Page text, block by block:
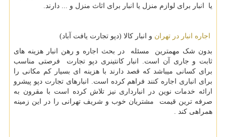
یا انبار برای لوازم منزل یا انبار برای اثاث منزل و ... دارند.
اجاره انبار در تهران و انبار کالا (دپو تجارت یافت آباد)
بدون شک مهمترین مسئله در بحث اجاره و رهن انبار هزینه های
ثابت و جاری آن است. انبار کانتینری دپو تجارت فرصتی مناسب
برای کسانی میباشد که قصد دارند با هزینه ای بسیار کم مکانی را
برای انباری اجاره کنند فراهم کرده است. انبارهای تجارت دپو پیشرو
ارائه خدمات نوین در انبارداری نیز تلاش کرده است با مقرون به
صرفه ترین قیمت مشتریان خوب و شریف تهرانی را در این زمینه
همراهی کند .